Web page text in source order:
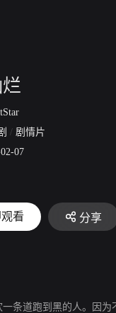
/ 剧情片
07
看 分享
条道跑到黑的人。因